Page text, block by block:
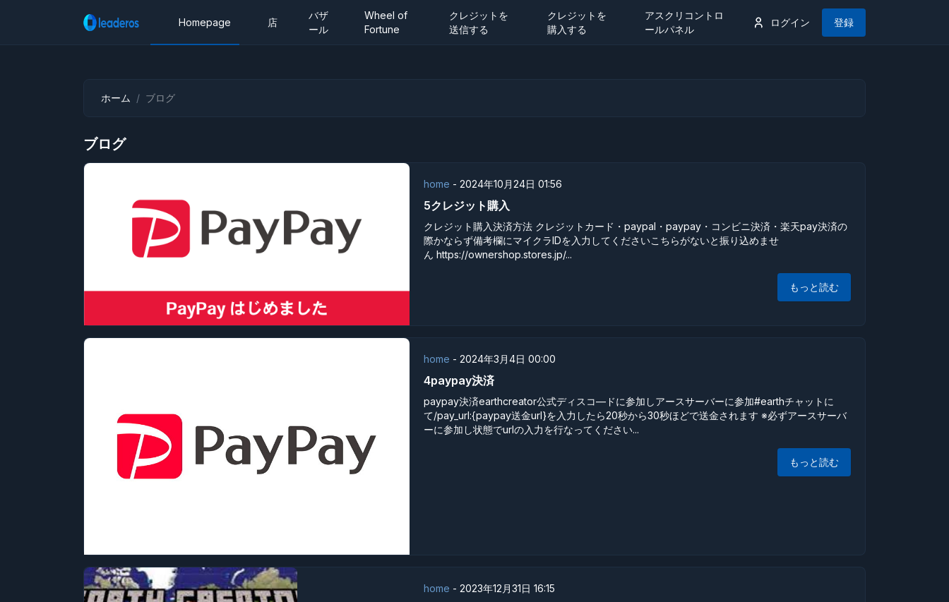
ログイン 登録
Homepage 店
バザ
ール
Wheel of
Fortune
クレジットを
送信する
クレジットを
購入する
アスクリコントロ
ールパネル
ホーム ブログ
ブログ
home - 2024年10月24日 01:56
5クレジット購入
クレジット購入決済方法 クレジットカード・paypal・paypay・コンビニ決済・楽天pay決済の
際かならず備考欄にマイクラIDを入力してくださいこちらがないと振り込めませ
ん https://ownershop.stores.jp/...
もっと読む
home - 2024年3月4日 00:00
4paypay決済
paypay決済earthcreator公式ディスコ―ドに参加しアースサーバーに参加#earthチャットに
て/pay_url:{paypay送金url}を入力したら20秒から30秒ほどで送金されます ※必ずアースサーバ
ーに参加し状態でurlの入力を行なってください...
もっと読む
home - 2023年12月31日 16:15